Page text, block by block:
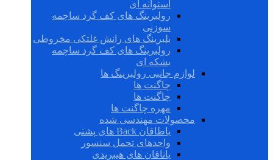
استوانه ای
رولبرینگ های کف گرد ساچمه
سوزنی
بلبرینگ های رانش غلتکی مخروطی
رولبرینگ های کف گرد ساچمه
بشکه ای
لوازم جانبی رولبرینگ ها
چاگنت ها
چاگنت ها
مهره چاگنت ها
محصولات مهندسی شده
یاطاقان Back های پشتی
واحدهای تحمل سنسور
یاتاقان های هیبریدی